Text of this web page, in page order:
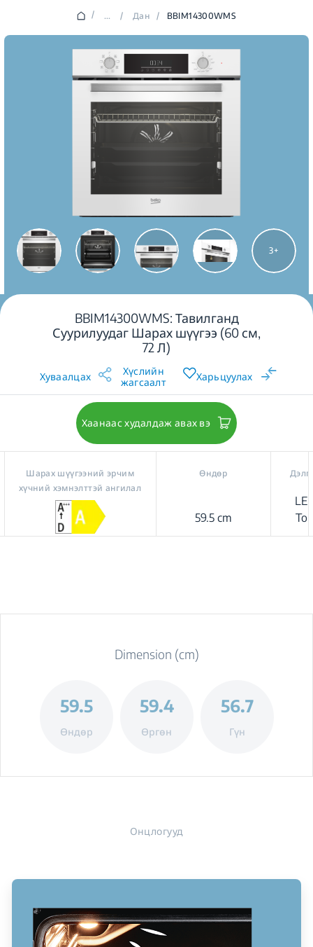
/ ... / Дан / BBIM14300WMS
3
BBIM14300WMS: Тавилганд
Суурилуудаг Шарах шүүгээ (60 см,
72 Л)
Хуваалцах
Хүслийн
жагсаалт
Харьцуулах
Хаанаас худалдаж авах вэ
Шарах шүүгээний эрчим
хүчний хэмнэлттэй ангилал
Өндөр
59.5 cm
Dimension (cm)
59.5
Өндөр
59.4
Өргөн
56.7
Гүн
Онцлогууд